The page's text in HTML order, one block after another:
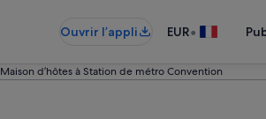
Ouvrir l’appli EUR•
Maison d’hôtes à Station de métro Convention